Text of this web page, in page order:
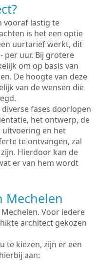
vooraf lastig te
is het een optie
uurtarief werkt, dit
per uur. Bij grotere
om op basis van
De hoogte van deze
van de wensen die
fases doorlopen
het ontwerp, de
en het
te ontvangen, zal
Hierdoor kan de
er van hem wordt
Mechelen
Voor iedere
architect gekozen
te kiezen, zijn er een
aan: